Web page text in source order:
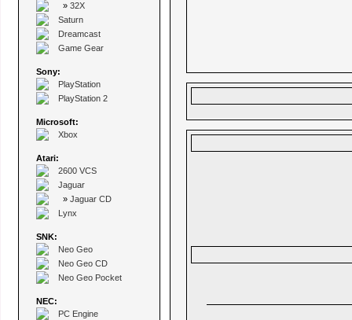
» 32X
Saturn
Dreamcast
Game Gear
Sony:
PlayStation
PlayStation 2
Microsoft:
Xbox
Atari:
2600 VCS
Jaguar
» Jaguar CD
Lynx
SNK:
Neo Geo
Neo Geo CD
Neo Geo Pocket
NEC:
PC Engine